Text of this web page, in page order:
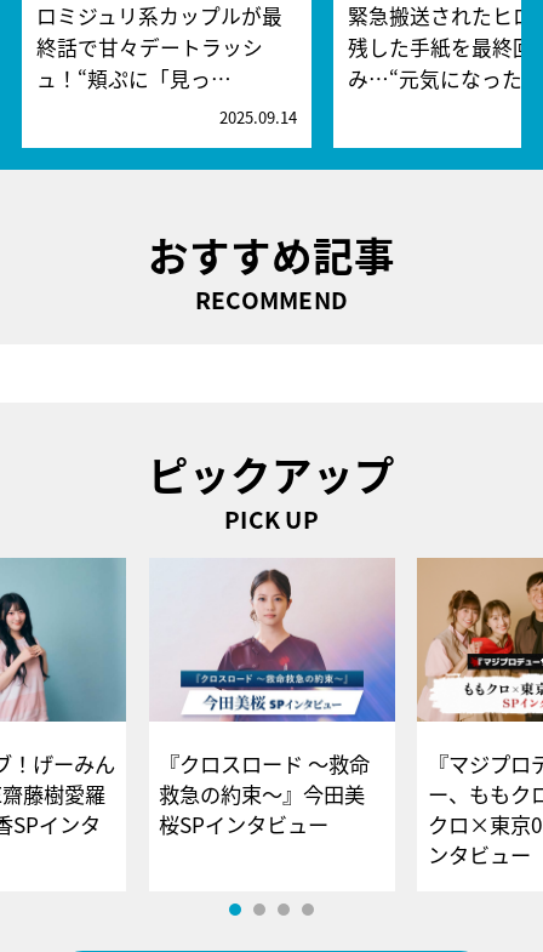
ロミジュリ系カップルが最
終話で甘々デートラッシ
ュ！“頬ぷに「見っ…
2025.09.14
緊急搬送されたヒロ
残した手紙を最終回
み…“元気になった…
おすすめ記事
RECOMMEND
ピックアップ
PICK UP
！げーみん
藤樹愛羅
SPインタ
『クロスロード ～救命
救急の約束～』今田美
桜SPインタビュー
『マジプロ
ー、ももク
クロ×東京
ンタビュー